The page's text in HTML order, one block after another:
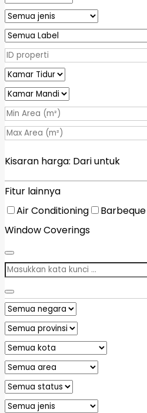
Kisaran harga: Dariuntuk
Fitur lainnya
Air Conditioning
Barbeque
Window Coverings